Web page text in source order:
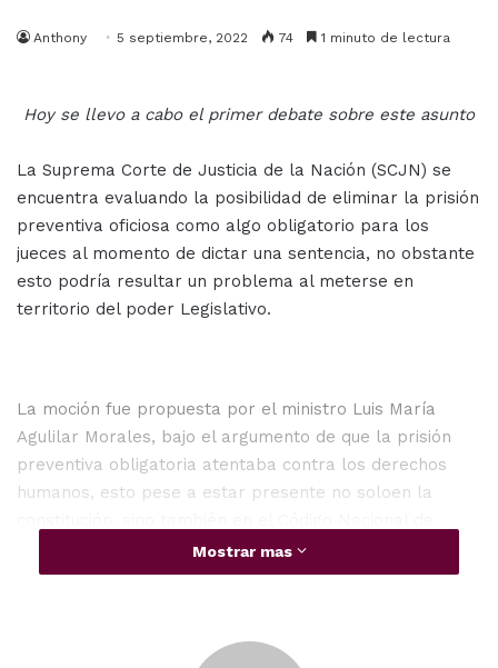
Anthony 5 septiembre, 2022 74 1 minuto de lectura
Hoy se llevo a cabo el primer debate sobre este asunto
La Suprema Corte de Justicia de la Nación (SCJN) se
encuentra evaluando la posibilidad de eliminar la prisión
preventiva oficiosa como algo obligatorio para los
jueces al momento de dictar una sentencia, no obstante
esto podría resultar un problema al meterse en
territorio del poder Legislativo.
La moción fue propuesta por el ministro Luis María
Agulilar Morales, bajo el argumento de que la prisión
preventiva obligatoria atentaba contra los derechos
humanos, esto pese a estar presente no soloen la
Procedimientos Legales.
además de aprobarse podría alentizar el proceso en
Mostrar mas